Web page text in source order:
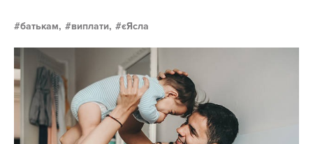
батькам, виплати, єЯсла